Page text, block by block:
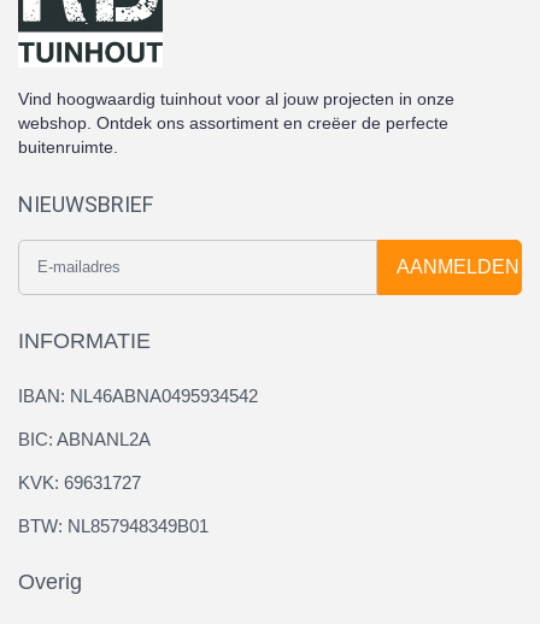
Vind hoogwaardig tuinhout voor al jouw projecten in onze
webshop. Ontdek ons assortiment en creëer de perfecte
buitenruimte.
NIEUWSBRIEF
AANMELDEN
INFORMATIE
IBAN: NL46ABNA0495934542
BIC: ABNANL2A
KVK: 69631727
BTW: NL857948349B01
Overig